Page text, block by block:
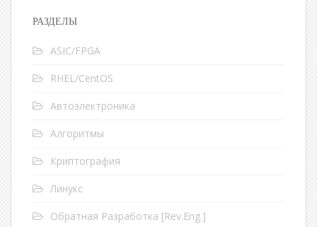
РАЗДЕЛЫ
ASIC/FPGA
RHEL/CentOS
Автоэлектроника
Алгоритмы
Криптография
Линукс
Обратная Разработка [Rev.Eng.]